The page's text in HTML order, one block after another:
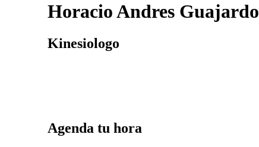
Horacio Andres Guajardo
Kinesiologo
Agenda tu hora